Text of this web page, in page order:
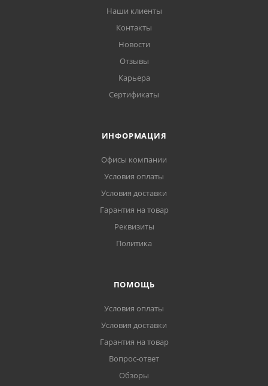
Наши клиенты
Контакты
Новости
Отзывы
Карьера
Сертификаты
ИНФОРМАЦИЯ
Офисы компании
Условия оплаты
Условия доставки
Гарантия на товар
Реквизиты
Политика
ПОМОЩЬ
Условия оплаты
Условия доставки
Гарантия на товар
Вопрос-ответ
Обзоры